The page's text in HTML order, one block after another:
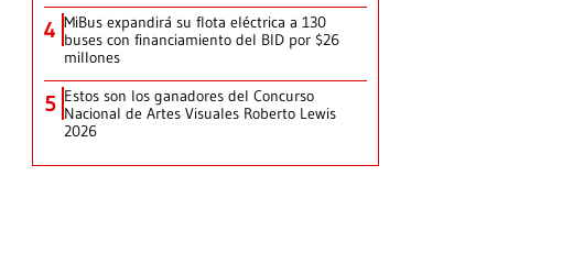
4 MiBus expandirá su flota eléctrica a 130
buses con financiamiento del BID por $26
millones
5 Estos son los ganadores del Concurso
Nacional de Artes Visuales Roberto Lewis
2026